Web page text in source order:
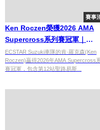
賽事
Ken Roczen榮獲2026 AMA
Supercross系列賽冠軍｜
ECSTAR Suzuki車隊鹽湖城最
戰戲劇性勝利
ECSTAR Suzuki車隊的肯·羅克森(Ken
Roczen)贏得2026年AMA Supercross
賽冠軍，包含第12站聖路易斯...